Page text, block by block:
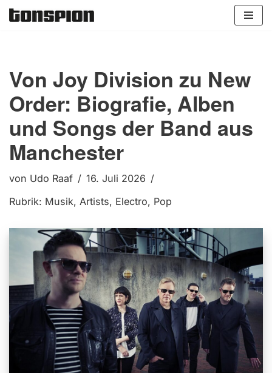
Von Joy Division zu New
Order: Biografie, Alben
und Songs der Band aus
Manchester
von Udo Raaf
16. Juli 2026
Rubrik: Musik, Artists, Electro, Pop